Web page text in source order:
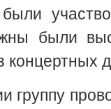
были
концертных
группу